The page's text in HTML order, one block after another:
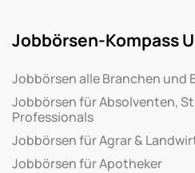
Jobbörsen-Kompass
Jobbörsen alle Branchen und
Jobbörsen für Absolventen,
Professionals
Jobbörsen für Agrar &
Jobbörsen für Apotheker